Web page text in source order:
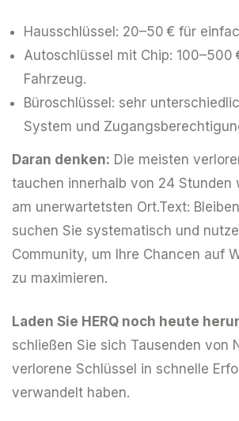
Hausschlüssel: 20–50 € für
Autoschlüssel mit Chip: 100–500
Fahrzeug.
Büroschlüssel: sehr
System und
Daran denken: Die meisten
tauchen innerhalb von 24 Stunden
am unerwartetsten Ort.Text:
suchen Sie systematisch und
Community, um Ihre Chancen auf
zu maximieren.
Laden Sie HERQ noch heute
schließen Sie sich Tausenden von
verlorene Schlüssel in schnelle
verwandelt haben.